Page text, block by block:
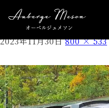
24837
2023年11月30日 800 × 533